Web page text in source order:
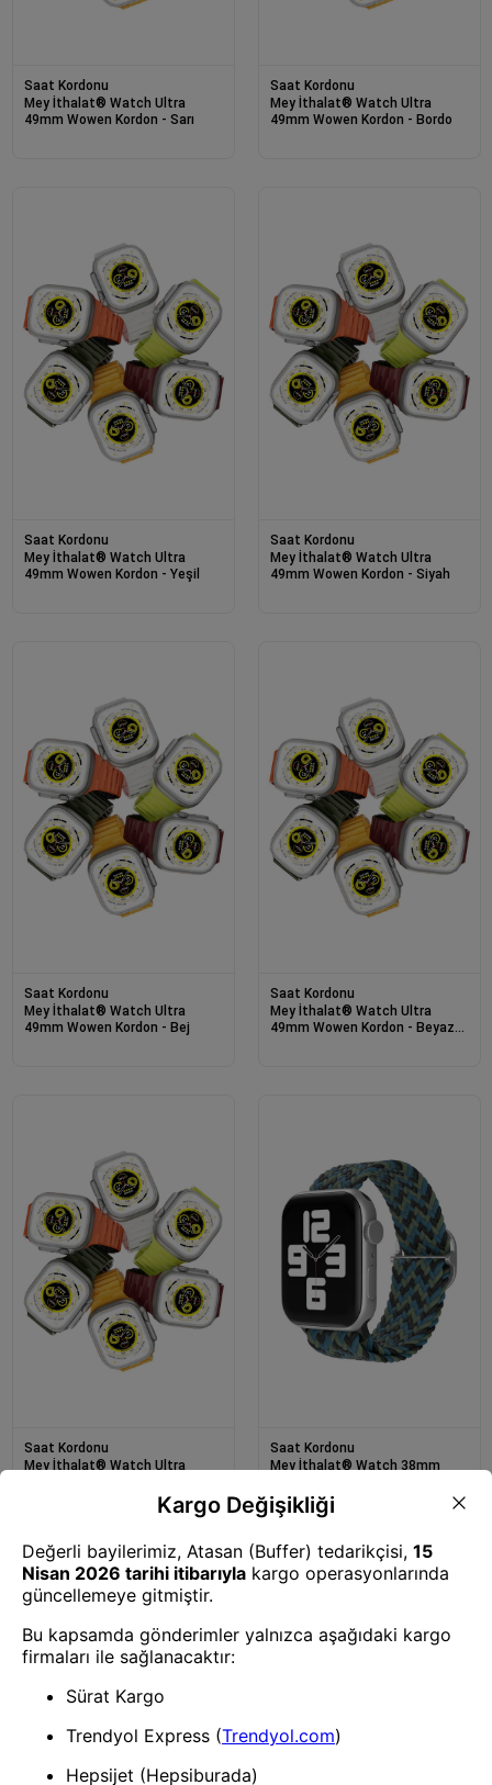
Saat Kordonu
Mey İthalat® Watch Ultra
49mm Wowen Kordon - Sarı
Saat Kordonu
Mey İthalat® Watch Ultra
49mm Wowen Kordon - Bordo
Saat Kordonu
Mey İthalat® Watch Ultra
49mm Wowen Kordon - Yeşil
Saat Kordonu
Mey İthalat® Watch Ultra
49mm Wowen Kordon - Siyah
Saat Kordonu
Mey İthalat® Watch Ultra
49mm Wowen Kordon - Bej
Saat Kordonu
Mey İthalat® Watch Ultra
49mm Wowen Kordon - Beyaz-
Saat Kordonu
Mey İthalat® Watch Ultra
Saat Kordonu
Mey İthalat® Watch 38mm